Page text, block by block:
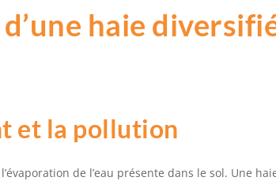
haie
et la pollution
de l’eau présente dans le sol. Une